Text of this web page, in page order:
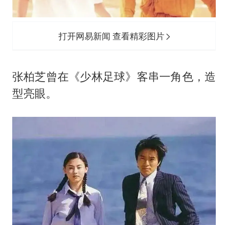
打开网易新闻 查看精彩图片
张柏芝曾在《少林足球》客串一角色，造
型亮眼。